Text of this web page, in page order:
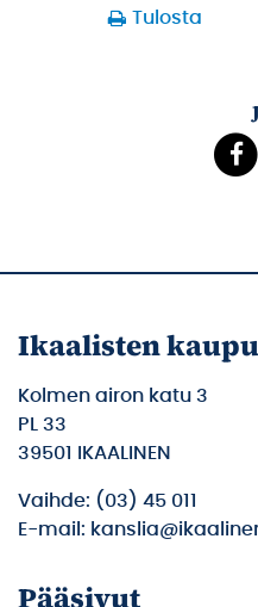
Tulosta
Ikaalisten
Kolmen airon katu 3
PL 33
39501 IKAALINEN
Vaihde: (03) 45 011
E-mail:
Pääsivut